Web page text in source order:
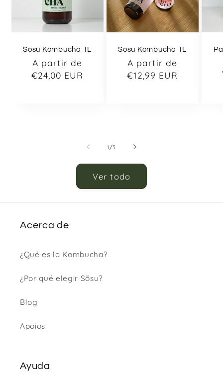
Sosu Kombucha 1L
Precio
habitual
A partir de
€24,00 EUR
Sosu Kombucha 1L
Precio
habitual
A partir de
€12,99 EUR
1 /de
3
Ver todo
Acerca de
¿Qué es la Kombucha?
¿Por qué elegir Sõsu?
Blog
Apoios
Ayuda